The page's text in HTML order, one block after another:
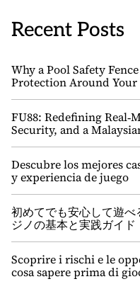
Recent Posts
Why a Pool Safety
Protection Around
FU88: Redefining
Security, and a
Descubre los mejores
y experiencia de juego
初めてでも安心して遊
ジノの基本と実践ガイド
Scoprire i rischi e le
cosa sapere prima di